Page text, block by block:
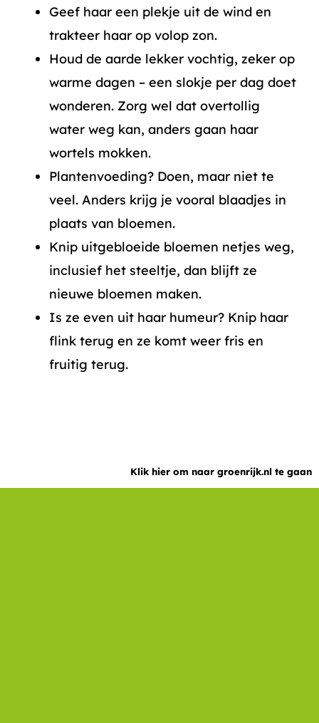
Geef haar een plekje uit de wind en
trakteer haar op volop zon.
Houd de aarde lekker vochtig, zeker op
warme dagen – een slokje per dag doet
wonderen. Zorg wel dat overtollig
water weg kan, anders gaan haar
wortels mokken.
Plantenvoeding? Doen, maar niet te
veel. Anders krijg je vooral blaadjes in
plaats van bloemen.
Knip uitgebloeide bloemen netjes weg,
inclusief het steeltje, dan blijft ze
nieuwe bloemen maken.
Is ze even uit haar humeur? Knip haar
flink terug en ze komt weer fris en
fruitig terug.
Klik hier om naar groenrijk.nl te gaan